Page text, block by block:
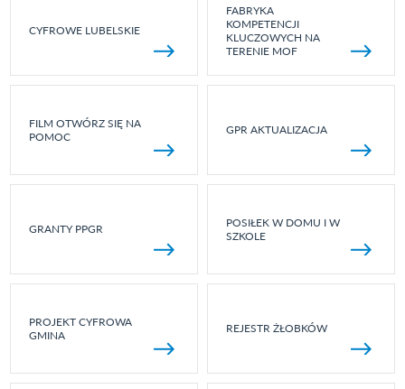
CYFROWE LUBELSKIE
FABRYKA
KOMPETENCJI
KLUCZOWYCH NA
TERENIE MOF
FILM OTWÓRZ SIĘ NA
POMOC
GPR AKTUALIZACJA
GRANTY PPGR
POSIŁEK W DOMU I W
SZKOLE
PROJEKT CYFROWA
GMINA
REJESTR ŻŁOBKÓW